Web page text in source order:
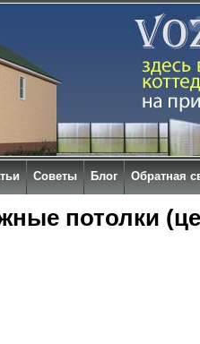
потолки
Советы Блог Обратная